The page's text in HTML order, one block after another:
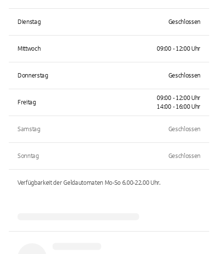
Dienstag Geschlossen
Mittwoch 09:00 - 12:00 Uhr
Donnerstag Geschlossen
Freitag
09:00 - 12:00 Uhr
14:00 - 16:00 Uhr
Samstag Geschlossen
Sonntag Geschlossen
Verfügbarkeit der Geldautomaten Mo-So 6.00-22.00Uhr.